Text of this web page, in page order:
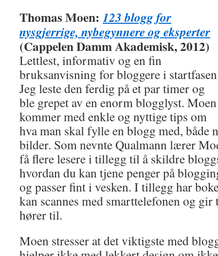
Thomas Moen: 123 blogg for
nysgjerrige, nybegynnere og eksperter
(Cappelen Damm Akademisk, 2012)
Lettlest, informativ og en fin
bruksanvisning for bloggere i
Jeg leste den ferdig på et par timer og
ble grepet av en enorm blogglyst. Moen
kommer med enkle og nyttige tips om
hva man skal fylle en blogg med, både
bilder. Som nevnte Qualmann lærer
få flere lesere i tillegg til å skildre
hvordan du kan tjene penger på
og passer fint i vesken. I tillegg har
kan scannes med smarttelefonen og
hører til.
Moen stresser at det viktigste med